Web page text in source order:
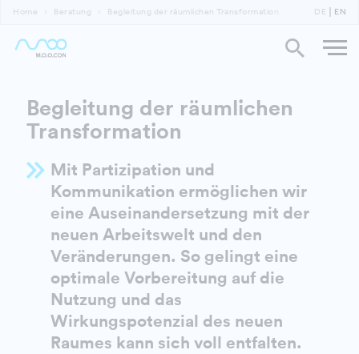
Home Beratung Begleitung der räumlichen Transformation DE EN
Begleitung der räumlichen
Transformation
Mit Partizipation und
Kommunikation ermöglichen wir
eine Auseinandersetzung mit der
neuen Arbeitswelt und den
Veränderungen. So gelingt eine
optimale Vorbereitung auf die
Nutzung und das
Wirkungspotenzial des neuen
Raumes kann sich voll entfalten.